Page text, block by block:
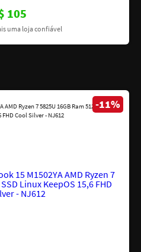
105
uma loja confiável
Ryzen 7 5825U 16GB Ram 512GB SSD
FHD Cool Silver - NJ612
-11%